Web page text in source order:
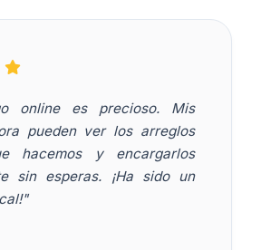
online es precioso. Mis
pueden ver los arreglos
hacemos y encargarlos
sin esperas. ¡Ha sido un